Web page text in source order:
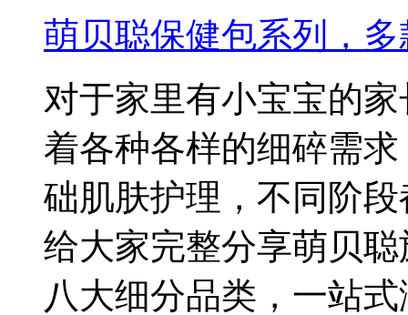
萌贝聪保健包系列，
对于家里有小宝宝的
着各种各样的细碎需
础肌肤护理，不同阶
给大家完整分享萌贝
八大细分品类，一站